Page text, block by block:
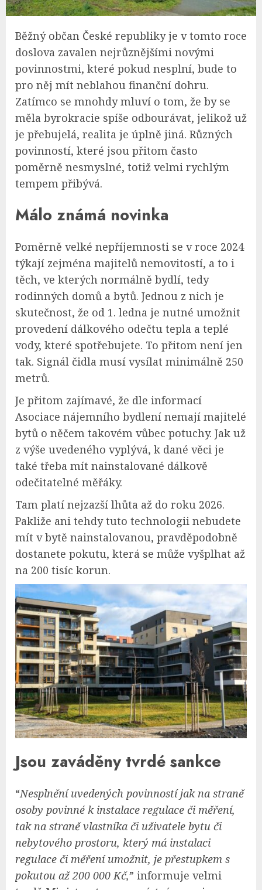
Běžný občan České republiky je v tomto roce
doslova zavalen nejrůznějšími novými
povinnostmi, které pokud nesplní, bude to
pro něj mít neblahou finanční dohru.
Zatímco se mnohdy mluví o tom, že by se
měla byrokracie spíše odbourávat, jelikož už
je přebujelá, realita je úplně jiná. Různých
povinností, které jsou přitom často
poměrně nesmyslné, totiž velmi rychlým
tempem přibývá.
Málo známá novinka
Poměrně velké nepříjemnosti se v roce 2024
týkají zejména majitelů nemovitostí, a to i
těch, ve kterých normálně bydlí, tedy
rodinných domů a bytů. Jednou z nich je
skutečnost, že od 1. ledna je nutné umožnit
provedení dálkového odečtu tepla a teplé
vody, které spotřebujete. To přitom není jen
tak. Signál čidla musí vysílat minimálně 250
metrů.
Je přitom zajímavé, že dle informací
Asociace nájemního bydlení nemají majitelé
bytů o něčem takovém vůbec potuchy. Jak už
z výše uvedeného vyplývá, k dané věci je
také třeba mít nainstalované dálkově
odečitatelné měřáky.
Tam platí nejzazší lhůta až do roku 2026.
Pakliže ani tehdy tuto technologii nebudete
mít v bytě nainstalovanou, pravděpodobně
dostanete pokutu, která se může vyšplhat až
na 200 tisíc korun.
Jsou zaváděny tvrdé sankce
“Nesplnění uvedených povinností jak na straně
osoby povinné k instalace regulace či měření,
tak na straně vlastníka či uživatele bytu či
nebytového prostoru, který má instalaci
regulace či měření umožnit, je přestupkem s
pokutou až 200 000 Kč,” informuje velmi